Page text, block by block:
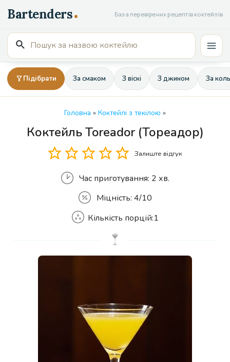
до
вмісту
База перевірених рецептів коктейлів
Пошук
для:
Підібрати За смаком З віскі З джином За
Головна » Коктейлі з текілою »
Коктейль Toreador (Тореадор)
Залиште відгук
Час приготування: 2 хв.
Міцність: 4/10
Кількість
Кількість порцій:1